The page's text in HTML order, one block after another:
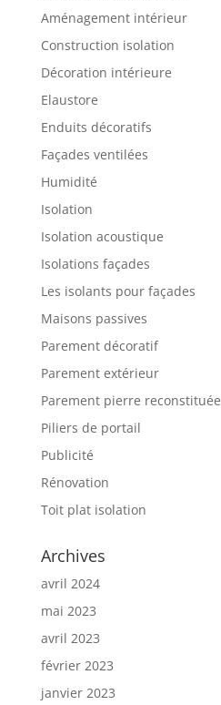
Aménagement intérieur
Construction isolation
Décoration intérieure
Elaustore
Enduits décoratifs
Façades ventilées
Humidité
Isolation
Isolation acoustique
Isolations façades
Les isolants pour façades
Maisons passives
Parement décoratif
Parement extérieur
Parement pierre reconstituée
Piliers de portail
Publicité
Rénovation
Toit plat isolation
Archives
avril 2024
mai 2023
avril 2023
février 2023
janvier 2023